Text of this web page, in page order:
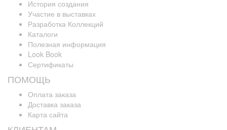
История создания
Участие в выставках
Разработка Коллекций
Каталоги
Полезная информация
Look Book
Сертификаты
ПОМОЩЬ
Оплата заказа
Доставка заказа
Карта сайта